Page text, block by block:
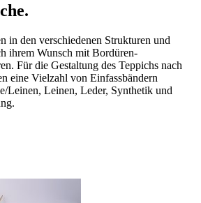
in den verschiedenen Strukturen und
ihrem Wunsch mit Bordüren-
Für die Gestaltung des Teppichs nach
eine Vielzahl von Einfassbändern
Leinen, Leinen, Leder, Synthetik und